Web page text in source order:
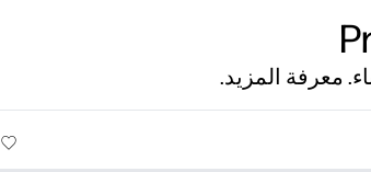
معرفة المزيد.